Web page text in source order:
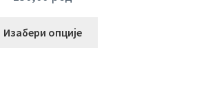
Изабери опције